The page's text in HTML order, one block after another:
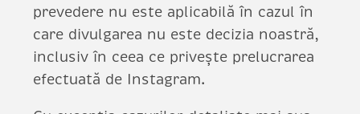
prevedere nu este aplicabilă în cazul în
care divulgarea nu este decizia noastră,
inclusiv în ceea ce privește prelucrarea
efectuată de Instagram.